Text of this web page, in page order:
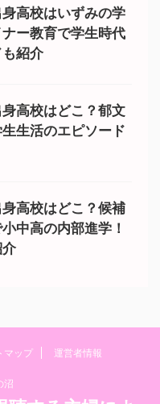
高校はいずみの学
ー教育で学生時代
紹介
高校はどこ？郁文
生活のエピソード
高校はどこ？候補
中高の内部進学！
マップ 運営者情報
沼